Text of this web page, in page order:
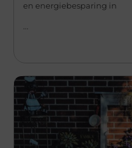
en energiebesparing in